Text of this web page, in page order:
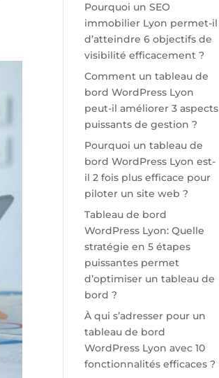
Pourquoi un SEO
immobilier Lyon permet-il
d’atteindre 6 objectifs de
visibilité efficacement ?
Comment un tableau de
bord WordPress Lyon
peut-il améliorer 3 aspects
puissants de gestion ?
Pourquoi un tableau de
bord WordPress Lyon est-
il 2 fois plus efficace pour
piloter un site web ?
Tableau de bord
WordPress Lyon: Quelle
stratégie en 5 étapes
puissantes permet
d’optimiser un tableau de
bord ?
À qui s’adresser pour un
tableau de bord
WordPress Lyon avec 10
fonctionnalités efficaces ?